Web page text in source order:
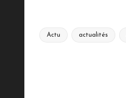
Tags:
Actu actualités